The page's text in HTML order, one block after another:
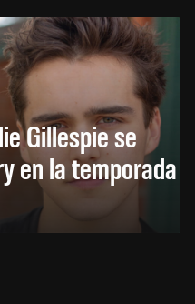
Gillespie se
en la temporada